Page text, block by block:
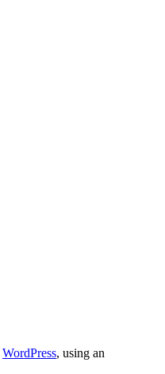
WordPress, using an